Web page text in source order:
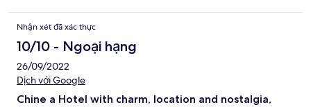
not sure why these sites even show these hotels when the
requests are not received and hotels get away by saying if you
book directly with us your requests might have registered..
Disappointed!
Nhận xét đã xác thực
10/10 - Ngoại hạng
26/09/2022
Dịch với Google
Chine a Hotel with charm, location and nostalgia,